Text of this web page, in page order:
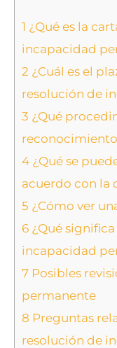
1 ¿Qué es la
incapacidad
2 ¿Cuál es el
resolución de
3 ¿Qué
4 ¿Qué se
acuerdo con la
5 ¿Cómo ver
6 ¿Qué
incapacidad
7 Posibles
permanente
8 Preguntas
resolución de